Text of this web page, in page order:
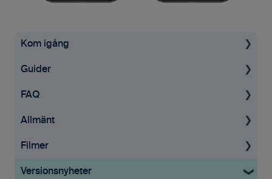
Kom igång
Uppstartsguide
Ekonomisystem
Tid & Kvitton
Mobilappen
Samarbete
Guider
För administratörer
Licenser
Tid & Kvitton
Rapporter
FAQ
Tid & Kvitton
Övrigt
Inloggning & Lösenord
Allmänt
Allmän information
GDPR
Filmer
Tid & Kvitton
Versionsnyheter